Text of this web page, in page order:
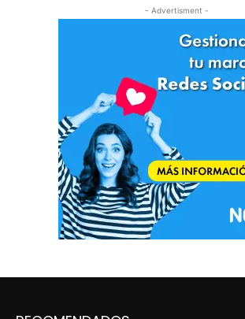
- Advertisment -